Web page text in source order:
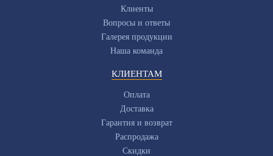
Клиенты
Вопросы и ответы
Галерея продукции
Наша команда
КЛИЕНТАМ
Оплата
Доставка
Гарантия и возврат
Распродажа
Скидки